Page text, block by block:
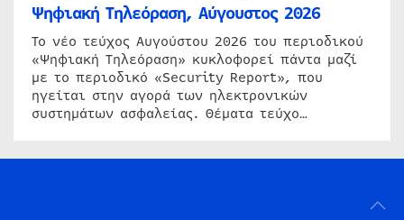
Ψηφιακή Τηλεόραση, Αύγουστος 2026
Το νέο τεύχος Αυγούστου 2026 του περιοδικού
«Ψηφιακή Τηλεόραση» κυκλοφορεί πάντα μαζί
με το περιοδικό «Security Report», που
ηγείται στην αγορά των ηλεκτρονικών
συστημάτων ασφαλείας. Θέματα τεύχο…